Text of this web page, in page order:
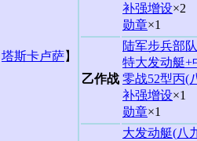
塔斯卡卢萨】
补强增设×2
勋章×1
乙作战
陆军步兵部队
特大发动艇+
零战52型丙(
补强增设×1
勋章×1
大发动艇(八